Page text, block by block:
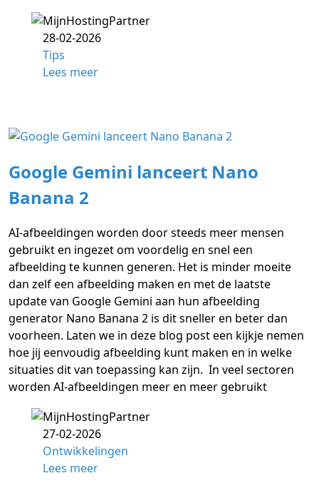
28-02-2026
Tips
Lees meer
Google Gemini lanceert Nano
Banana 2
AI-afbeeldingen worden door steeds meer mensen
gebruikt en ingezet om voordelig en snel een
afbeelding te kunnen generen. Het is minder moeite
dan zelf een afbeelding maken en met de laatste
update van Google Gemini aan hun afbeelding
generator Nano Banana 2 is dit sneller en beter dan
voorheen. Laten we in deze blog post een kijkje nemen
hoe jij eenvoudig afbeelding kunt maken en in welke
situaties dit van toepassing kan zijn. In veel sectoren
worden AI-afbeeldingen meer en meer gebruikt
27-02-2026
Ontwikkelingen
Lees meer